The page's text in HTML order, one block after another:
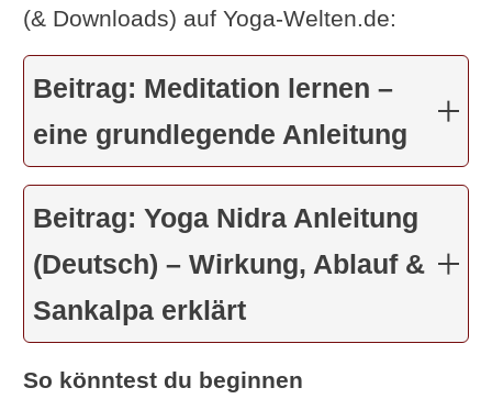
(& Downloads) auf Yoga-Welten.de:
Beitrag: Meditation lernen –
eine grundlegende Anleitung
Beitrag: Yoga Nidra Anleitung
(Deutsch) – Wirkung, Ablauf &
Sankalpa erklärt
So könntest du beginnen